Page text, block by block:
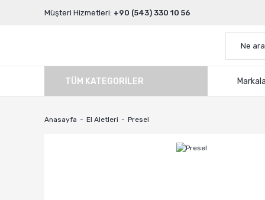
Müşteri Hizmetleri: +90 (543) 330 10 56
TÜM KATEGORILER
Anasayfa El Aletleri Presel